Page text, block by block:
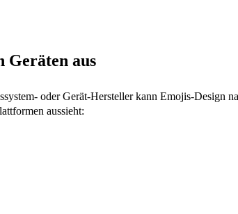
Geräten aus
oder Gerät-Hersteller kann Emojis-Design
aussieht: